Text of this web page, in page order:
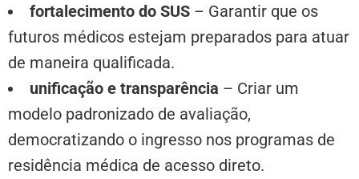
fortalecimento do SUS – Garantir que os
futuros médicos estejam preparados para atuar
de maneira qualificada.
unificação e transparência – Criar um
modelo padronizado de avaliação,
democratizando o ingresso nos programas de
residência médica de acesso direto.